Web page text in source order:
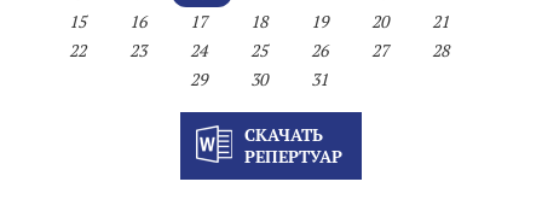
15
16 17 18 19 20
21
22
23 24 25 26 27
28
29
30 31
СКАЧАТЬ
РЕПЕРТУАР